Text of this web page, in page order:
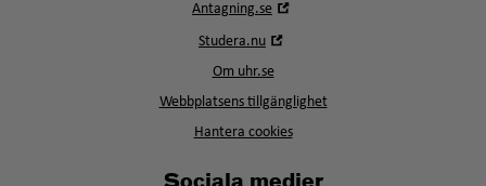
Antagning.se
Studera.nu
fönster
Om uhr.se
Webbplatsens tillgänglighet
Hantera cookies